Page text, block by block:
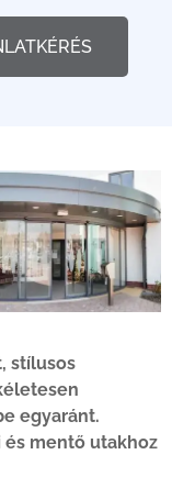
stílusos
egyaránt.
és mentő utakhoz